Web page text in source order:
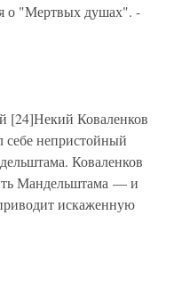
о "Мертвых душах". -
[24]Некий Коваленков
непристойный
Коваленков
Мандельштама — и
искаженную